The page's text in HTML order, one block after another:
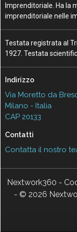
Imprenditoriale. Ha la
imprenditoriale nelle
Testata registrata al
1927. Testata
Indirizzo
Via Moretto da
Milano - Italia
CAP 20133
Contatti
Contatta il nostro
Nextwork360 -
- © 2026